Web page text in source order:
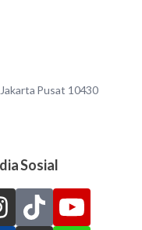
Pusat 10430
Sosial